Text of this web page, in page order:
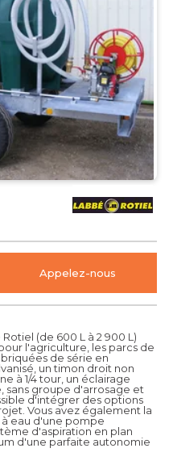
(de 600 L à 2 900 L)
l'agriculture, les parcs de
de série en
un timon droit non
à 1/4 tour, un éclairage
groupe d'arrosage et
d'intégrer des options
Vous avez également la
eau d'une pompe
d'aspiration en plan
d'une parfaite autonomie
Appelez-nous